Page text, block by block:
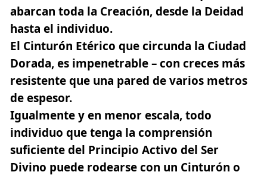
abarcan toda la Creación, desde la Deidad
hasta el individuo.
El Cinturón Etérico que circunda la Ciudad
Dorada, es impenetrable – con creces más
resistente que una pared de varios metros
de espesor.
Igualmente y en menor escala, todo
individuo que tenga la comprensión
suficiente del Principio Activo del Ser
Divino puede rodearse con un Cinturón o